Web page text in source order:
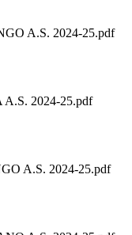
A.S. 2024-25.pdf
2024-25.pdf
A.S. 2024-25.pdf